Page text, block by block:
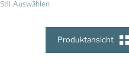
Stil Auswählen
Produktansicht